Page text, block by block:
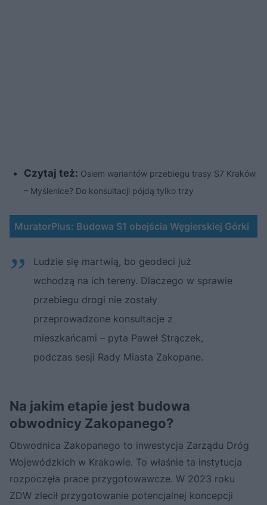
Czytaj też: Osiem wariantów przebiegu trasy S7 Kraków
– Myślenice? Do konsultacji pójdą tylko trzy
MuratorPlus: Budowa S1 obejścia Węgierskiej Górki
Ludzie się martwią, bo geodeci już
wchodzą na ich tereny. Dlaczego w sprawie
przebiegu drogi nie zostały
przeprowadzone konsultacje z
mieszkańcami – pyta Paweł Strączek,
podczas sesji Rady Miasta Zakopane.
Na jakim etapie jest budowa
obwodnicy Zakopanego?
Obwodnica Zakopanego to inwestycja Zarządu Dróg
Wojewódzkich w Krakowie. To właśnie ta instytucja
rozpoczęła prace przygotowawcze. W 2023 roku
ZDW zlecił przygotowanie potencjalnej koncepcji